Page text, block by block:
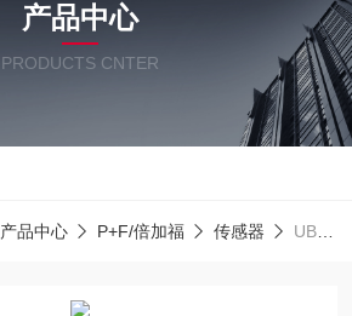
产品中心
PRODUCTS CNTER
产品中心 P+F/倍加福 传感器 UB6000-F42-I-V15倍加福传感器现货超声波德国*